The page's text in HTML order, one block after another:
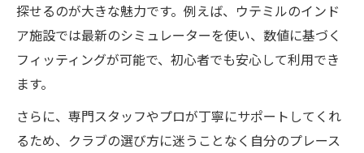
探せるのが大きな魅力です。例えば、ウテミルのインド
ア施設では最新のシミュレーターを使い、数値に基づく
フィッティングが可能で、初心者でも安心して利用でき
ます。
さらに、専門スタッフやプロが丁寧にサポートしてくれ
るため、クラブの選び方に迷うことなく自分のプレース